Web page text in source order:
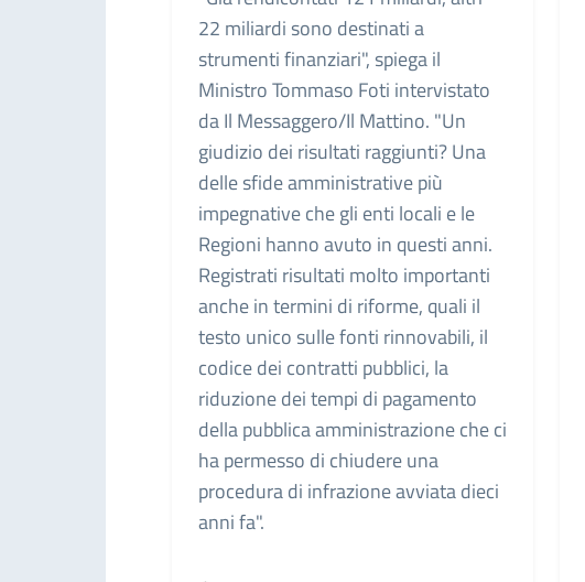
22 miliardi sono destinati a
strumenti finanziari", spiega il
Ministro Tommaso Foti intervistato
da Il Messaggero/Il Mattino. "Un
giudizio dei risultati raggiunti? Una
delle sfide amministrative più
impegnative che gli enti locali e le
Regioni hanno avuto in questi anni.
Registrati risultati molto importanti
anche in termini di riforme, quali il
testo unico sulle fonti rinnovabili, il
codice dei contratti pubblici, la
riduzione dei tempi di pagamento
della pubblica amministrazione che ci
ha permesso di chiudere una
procedura di infrazione avviata dieci
anni fa".